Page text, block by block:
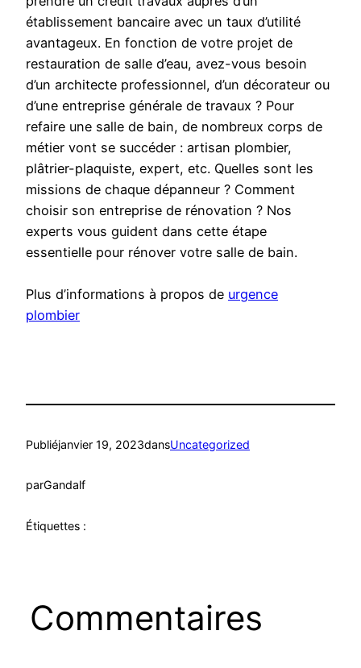
établissement bancaire avec un taux d’utilité
avantageux. En fonction de votre projet de
restauration de salle d’eau, avez-vous besoin
d’un architecte professionnel, d’un décorateur ou
d’une entreprise générale de travaux ? Pour
refaire une salle de bain, de nombreux corps de
métier vont se succéder : artisan plombier,
plâtrier-plaquiste, expert, etc. Quelles sont les
missions de chaque dépanneur ? Comment
choisir son entreprise de rénovation ? Nos
experts vous guident dans cette étape
essentielle pour rénover votre salle de bain.
Plus d’informations à propos de urgence
plombier
Publiéjanvier 19, 2023dansUncategorized
parGandalf
Étiquettes :
Commentaires